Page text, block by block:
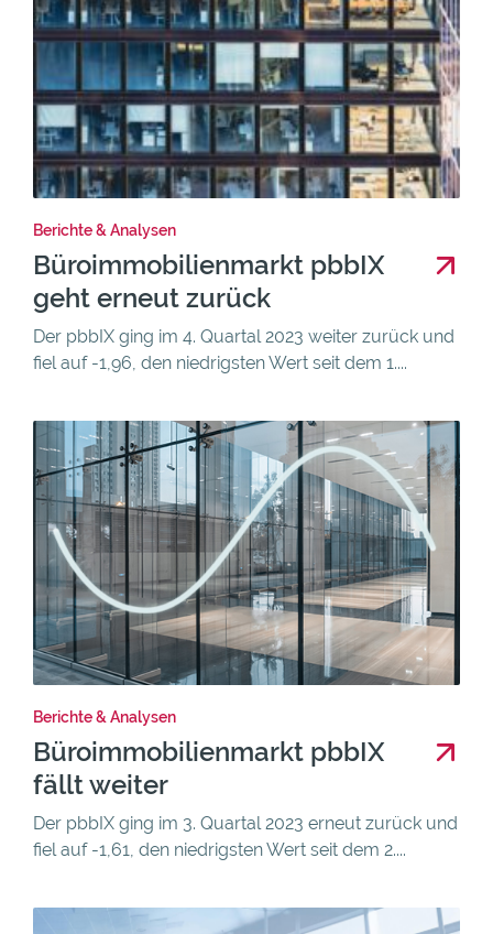
Berichte & Analysen
Büroimmobilienmarkt pbbIX
geht erneut zurück
Der pbbIX ging im 4. Quartal 2023 weiter zurück und
fiel auf -1,96, den niedrigsten Wert seit dem 1....
Berichte & Analysen
Büroimmobilienmarkt pbbIX
fällt weiter
Der pbbIX ging im 3. Quartal 2023 erneut zurück und
fiel auf -1,61, den niedrigsten Wert seit dem 2....